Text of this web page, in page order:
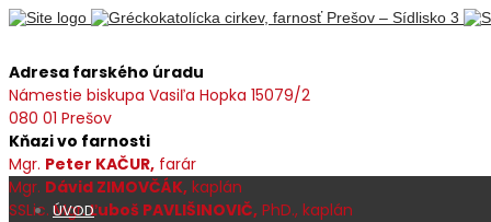
Adresa farského úradu
Námestie biskupa Vasiľa Hopka 15079/2
080 01 Prešov
Kňazi vo farnosti
Mgr. Peter KAČUR, farár
Mgr. Dávid ZIMOVČÁK, kaplán
SSLic. Mgr.Ľuboš PAVLIŠINOVIČ, PhD., kaplán
ÚVOD